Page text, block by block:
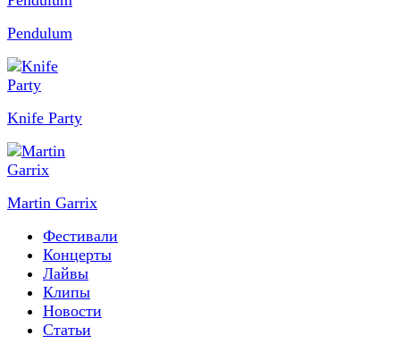
Pendulum
Knife Party
Martin Garrix
Фестивали
Концерты
Лайвы
Клипы
Новости
Статьи